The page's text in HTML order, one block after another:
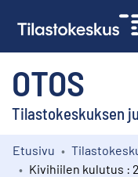
OTOS
Tilastokeskuksen
Kokoelmat
Etusivu